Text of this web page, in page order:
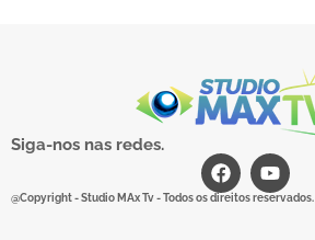
Siga-nos nas redes.
@Copyright - Studio MAx Tv - Todos os direitos reservados.